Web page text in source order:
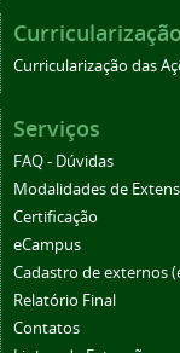
Curricularização das
Serviços
FAQ - Dúvidas
Modalidades de
Certificação
eCampus
Cadastro de externos
Relatório Final
Contatos